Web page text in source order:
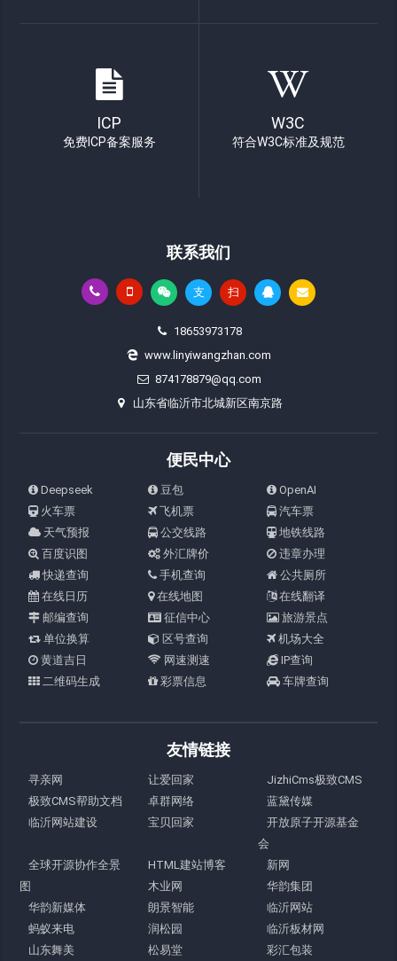
ICP
免费ICP备案服务
W3C
符合W3C标准及规范
联系我们
支 扫
18653973178
www.linyiwangzhan.com
874178879@qq.com
山东省临沂市北城新区南京路
便民中心
Deepseek 豆包
OpenAI
火车票
飞机票
汽车票
天气预报
公交线路
地铁线路
百度识图
外汇牌价
违章办理
快递查询
手机查询
公共厕所
在线日历
在线地图
在线翻译
邮编查询
征信中心
旅游景点
单位换算
区号查询
机场大全
黄道吉日
网速测速
IP查询
二维码生成
彩票信息 车牌查询
友情链接
寻亲网 让爱回家
JizhiCms极致CMS
极致CMS帮助文档
卓群网络
蓝黛传媒
临沂网站建设
宝贝回家
开放原子开源基金
会
全球开源协作全景
图
HTML建站博客
新网
木业网
华韵集团
华韵新媒体
朗景智能
临沂网站
蚂蚁来电
润松园
临沂板材网
山东舞美
松易堂
彩汇包装